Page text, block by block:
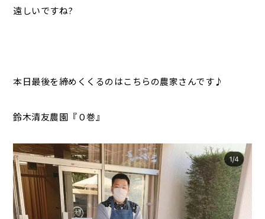
遠しいですね?
本日最後を締めくくるのはこちらの農家さんです♪
鈴木清友農園『０巻』